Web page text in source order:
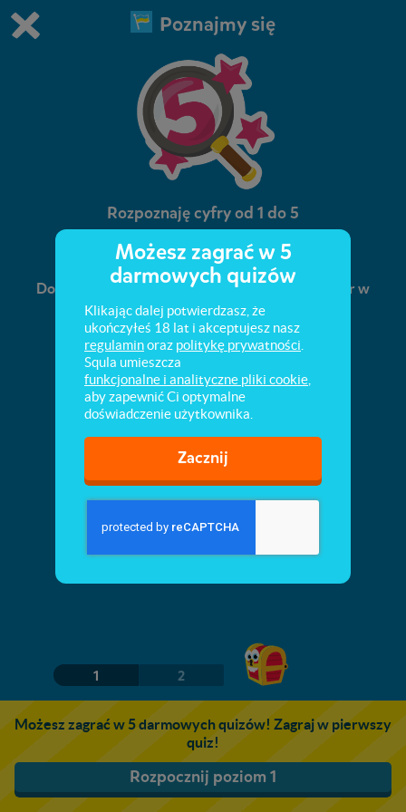
Grasz w wersję demonstracyjną Squli
Kup teraz!
0 1
Poznajmy się
Rozpoznaję cyfry od 1 do 5
Przeliczanie elementów na obrazkach.
Dopasowywanie do obrazków odpowiednich cyfr w
zakresie 1–5.
1 2
Możesz zagrać w 5 darmowych quizów! Zagraj w pierwszy
quiz!
Rozpocznij poziom 1
Możesz zagrać w 5
darmowych quizów
Klikając dalej potwierdzasz, że
ukończyłeś 18 lat i akceptujesz nasz
regulaminoraz politykę prywatności
Squla umieszcza
funkcjonalne i analityczne pliki cookie
aby zapewnić Ci optymalne
doświadczenie użytkownika.
Zacznij